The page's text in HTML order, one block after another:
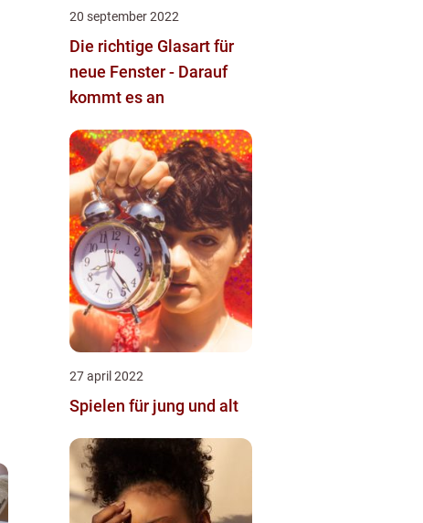
20 september 2022
Die richtige Glasart für
neue Fenster - Darauf
kommt es an
27 april 2022
Spielen für jung und alt